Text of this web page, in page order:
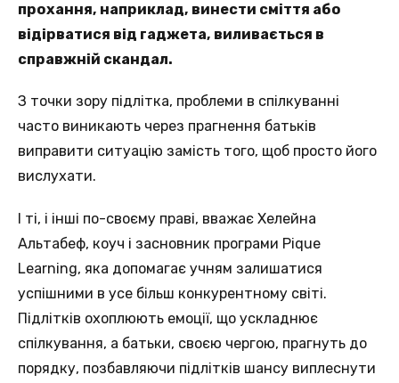
прохання, наприклад, винести сміття або
відірватися від гаджета, виливається в
справжній скандал.
З точки зору підлітка, проблеми в спілкуванні
часто виникають через прагнення батьків
виправити ситуацію замість того, щоб просто його
вислухати.
І ті, і інші по-своєму праві, вважає Хелейна
Альтабеф, коуч і засновник програми Pique
Learning, яка допомагає учням залишатися
успішними в усе більш конкурентному світі.
Підлітків охоплюють емоції, що ускладнює
спілкування, а батьки, своєю чергою, прагнуть до
порядку, позбавляючи підлітків шансу виплеснути